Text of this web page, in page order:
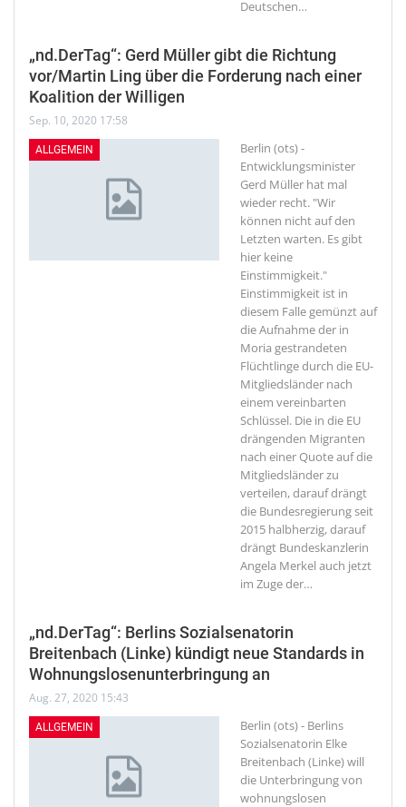
Deutschen…
„nd.DerTag“: Gerd Müller gibt die Richtung
vor/Martin Ling über die Forderung nach einer
Koalition der Willigen
Sep. 10, 2020 17:58
ALLGEMEIN
Berlin (ots) -
Entwicklungsminister
Gerd Müller hat mal
wieder recht. "Wir
können nicht auf den
Letzten warten. Es gibt
hier keine
Einstimmigkeit."
Einstimmigkeit ist in
diesem Falle gemünzt auf
die Aufnahme der in
Moria gestrandeten
Flüchtlinge durch die EU-
Mitgliedsländer nach
einem vereinbarten
Schlüssel. Die in die EU
drängenden Migranten
nach einer Quote auf die
Mitgliedsländer zu
verteilen, darauf drängt
die Bundesregierung seit
2015 halbherzig, darauf
drängt Bundeskanzlerin
Angela Merkel auch jetzt
im Zuge der…
„nd.DerTag“: Berlins Sozialsenatorin
Breitenbach (Linke) kündigt neue Standards in
Wohnungslosenunterbringung an
Aug. 27, 2020 15:43
ALLGEMEIN
Berlin (ots) - Berlins
Sozialsenatorin Elke
Breitenbach (Linke) will
die Unterbringung von
wohnungslosen